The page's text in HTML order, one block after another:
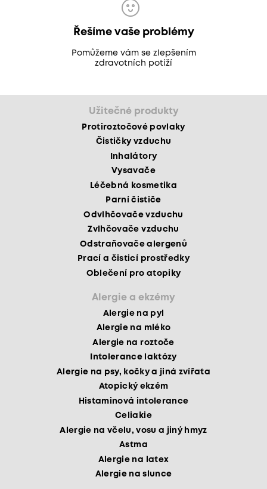
Řešíme vaše problémy
Pomůžeme vám se zlepšením
zdravotních potíží
Užitečné produkty
Protiroztočové povlaky
Čističky vzduchu
Inhalátory
Vysavače
Léčebná kosmetika
Parní čističe
Odvlhčovače vzduchu
Zvlhčovače vzduchu
Odstraňovače alergenů
Prací a čisticí prostředky
Oblečení pro atopiky
Alergie a ekzémy
Alergie na pyl
Alergie na mléko
Alergie na roztoče
Intolerance laktózy
Alergie na psy, kočky a jiná zvířata
Atopický ekzém
Histaminová intolerance
Celiakie
Alergie na včelu, vosu a jiný hmyz
Astma
Alergie na latex
Alergie na slunce